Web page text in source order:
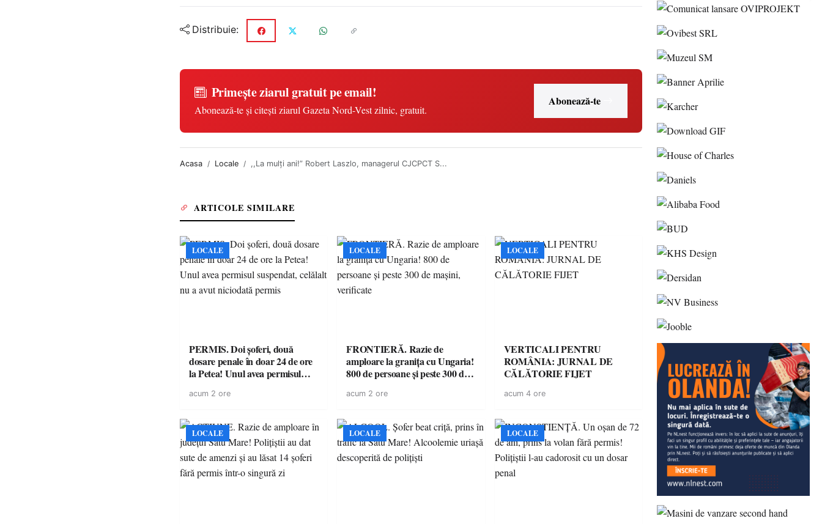
Distribuie:
Primește ziarul gratuit pe email!
Abonează-te și citești ziarul Gazeta Nord-Vest zilnic, gratuit.
Abonează-te
Acasa Locale ,,La mulți ani!” Robert Laszlo, managerul CJCPCT S...
ARTICOLE SIMILARE
LOCALE
PERMIS. Doi șoferi, două
dosare penale în doar 24 de ore
la Petea! Unul avea permisul
niciodată permis
acum 2 ore
LOCALE
FRONTIERĂ. Razie de
amploare la granița cu Ungaria!
800 de persoane și peste 300 de
acum 2 ore
LOCALE
VERTICALI PENTRU
ROMÂNIA: JURNAL DE
CĂLĂTORIE FIJET
acum 4 ore
LOCALE LOCALE LOCALE
șoferi fără permis într-o